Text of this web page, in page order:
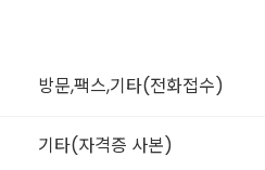
방문,팩스,기타(전화접수)
기타(자격증 사본)